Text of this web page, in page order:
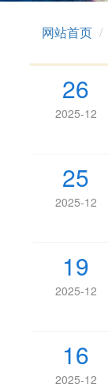
网站首页
26
2025-12
25
2025-12
19
2025-12
16
2025-12